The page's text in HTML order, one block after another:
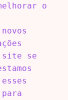
o
site se